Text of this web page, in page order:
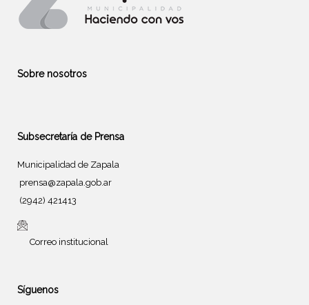
Sobre nosotros
Subsecretaría de Prensa
Municipalidad de Zapala
prensa@zapala.gob.ar
(2942) 421413
Correo institucional
Síguenos